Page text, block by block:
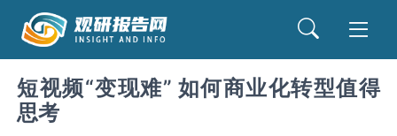
短视频“变现难” 如何商业化转型值得
思考